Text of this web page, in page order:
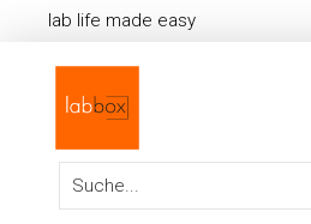
lab life made easy